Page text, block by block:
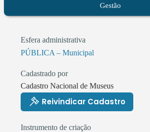
Gestão
Esfera administrativa
PÚBLICA – Municipal
Cadastrado por
Cadastro Nacional de Museus
Reivindicar Cadastro
Instrumento de criação